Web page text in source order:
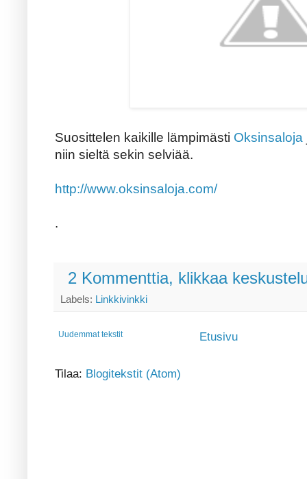
Suosittelen kaikille lämpimästi Oksinsaloja
niin sieltä sekin selviää.
http://www.oksinsaloja.com/
.
2 Kommenttia, klikkaa
Labels: Linkkivinkki
Uudemmat tekstit Etusivu
Tilaa: Blogitekstit (Atom)